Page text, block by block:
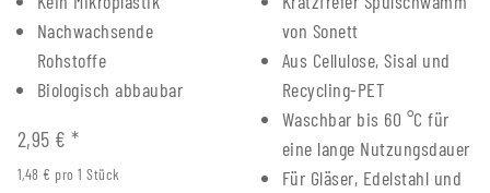
Nachwachsende
Rohstoffe
Biologisch abbaubar
2,95 €*
1,48 € pro 1 Stück
von Sonett
Aus Cellulose, Sisal und
Recycling-PET
Waschbar bis 60 °C für
eine lange Nutzungsdauer
Für Gläser, Edelstahl und